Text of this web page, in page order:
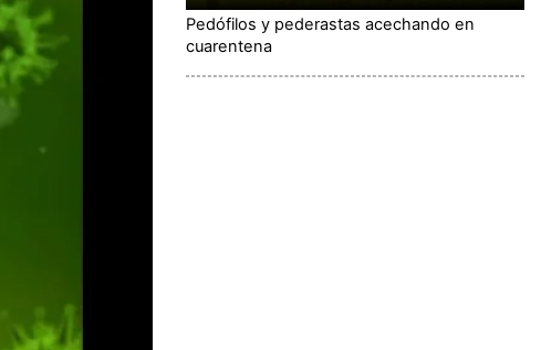
Pedófilos y pederastas acechando en
cuarentena